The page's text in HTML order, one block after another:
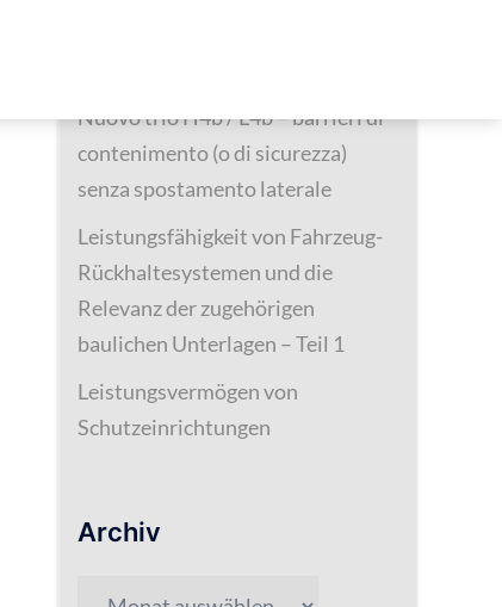
Nuovo trio H4b / L4b – barrieri di
contenimento (o di sicurezza)
senza spostamento laterale
Leistungsfähigkeit von Fahrzeug-
Rückhaltesystemen und die
Relevanz der zugehörigen
baulichen Unterlagen – Teil 1
Leistungsvermögen von
Schutzeinrichtungen
Archiv
Archiv